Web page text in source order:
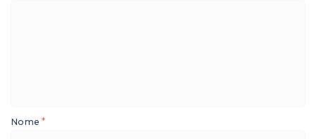
Nome*